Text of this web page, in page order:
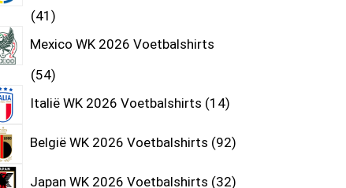
41
Mexico WK 2026 Voetbalshirts
54
Italië WK 2026 Voetbalshirts 14
België WK 2026 Voetbalshirts 92
Japan WK 2026 Voetbalshirts 32